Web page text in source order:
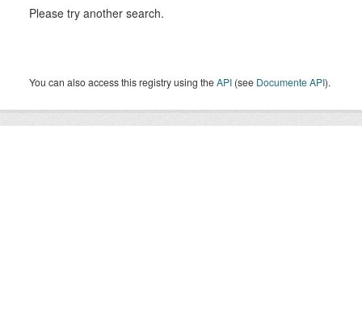
Please try another search.
You can also access this registry using theAPI (see Documente API).